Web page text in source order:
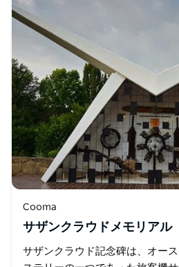
Cooma
サザンクラウドメモリアル
サザンクラウド記念碑は、オー